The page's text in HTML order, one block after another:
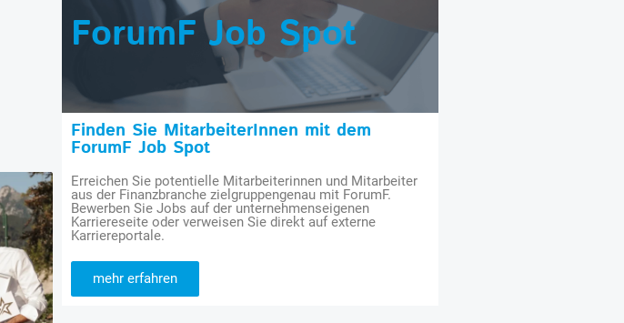
ForumF Job Spot
Finden Sie MitarbeiterInnen mit dem
ForumF Job Spot
Erreichen Sie potentielle Mitarbeiterinnen und Mitarbeiter
aus der Finanzbranche zielgruppengenau mit ForumF.
Bewerben Sie Jobs auf der unternehmenseigenen
Karriereseite oder verweisen Sie direkt auf externe
Karriereportale.
mehr erfahren